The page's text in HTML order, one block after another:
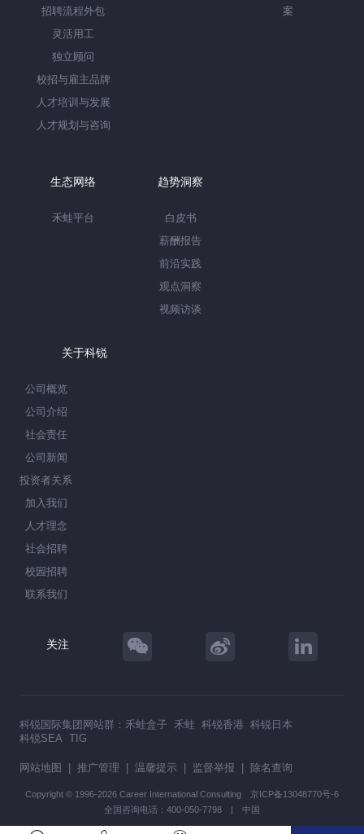
招聘流程外包
灵活用工
独立顾问
校招与雇主品牌
人才培训与发展
人才规划与咨询
案
生态网络
禾蛙平台
趋势洞察
白皮书
薪酬报告
前沿实践
观点洞察
视频访谈
关于科锐
公司概览
公司介绍
社会责任
公司新闻
投资者关系
加入我们
人才理念
社会招聘
校园招聘
联系我们
关注
科锐国际集团网站群： 禾蛙盒子 禾蛙 科锐香港 科锐日本
科锐SEA TIG
网站地图 推广管理 温馨提示 监督举报 除名查询
Copyright © 1996-2026 Career International Consulting 京ICP备13048770号-6
全国咨询电话：400-050-7798 | 中国